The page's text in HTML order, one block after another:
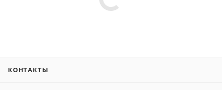
КОНТАКТЫ